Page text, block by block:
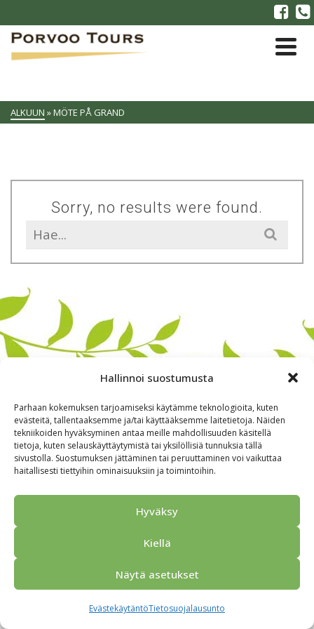
Hallinnoi suostumusta
Parhaan kokemuksen tarjoamiseksi käytämme teknologioita, kuten
evästeitä, tallentaaksemme ja/tai käyttääksemme laitetietoja. Näiden
tekniikoiden hyväksyminen antaa meille mahdollisuuden käsitellä
tietoja, kuten selauskäyttäytymistä tai yksilöllisiä tunnuksia tällä
sivustolla. Suostumuksen jättäminen tai peruuttaminen voi vaikuttaa
haitallisesti tiettyihin ominaisuuksiin ja toimintoihin.
Hyväksy
Kiellä
Näytä asetukset
EvästekäytäntöTietosuojalausunto
ALKUUN »MÖTE PÅ GRAND
Sorry, no results were found.
Search
for:
Alkuun Ryhmille Kokous & Ohjelmat
Yhteistyökumppanit
Tarjouspyyntö
Anna palautetta
Tietosuojaseloste
© 2026 Porvoo Tours - matkanjärjestäjä / FPW